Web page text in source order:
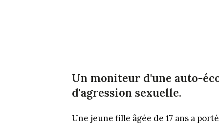
Un moniteur d'une auto-
d'agression sexuelle.
Une jeune fille âgée de 17 ans a